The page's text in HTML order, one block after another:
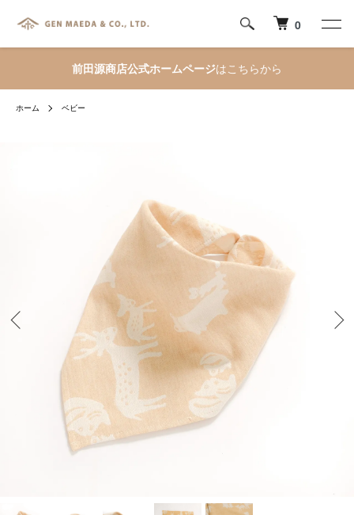
0
前田源商店公式ホームページはこちらから
ホーム ベビー